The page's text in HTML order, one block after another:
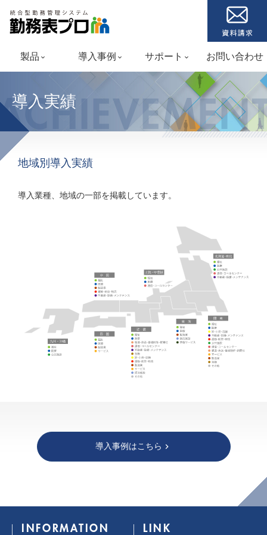
製品 keyboard_arrow_down 導入事例 keyboard_arrow_down サポート keyboard_arrow_down お問い合わせ
導入実績
地域別導入実績
導入業種、地域の一部を掲載しています。
導入事例はこちら keyboard_arrow_right
INFORMATION LINK